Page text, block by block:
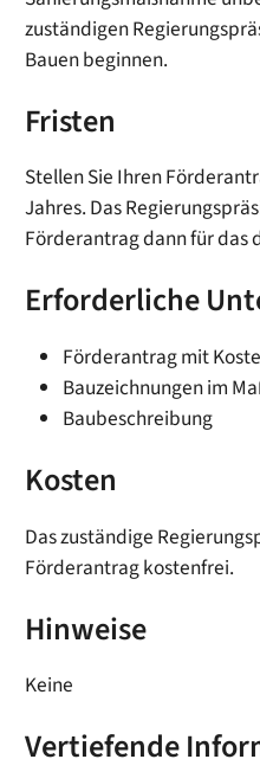
zuständigen
Bauen beginnen.
Fristen
Stellen Sie Ihren
Jahres. Das
Förderantrag dann für das
Erforderliche
Förderantrag mit
Bauzeichnungen im
Baubeschreibung
Kosten
Das zuständige
Förderantrag kostenfrei.
Hinweise
Keine
Vertiefende